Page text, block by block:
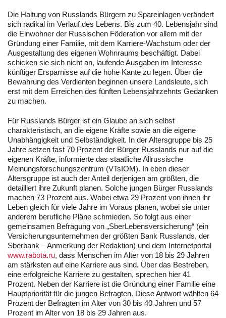
Die Haltung von Russlands Bürgern zu Spareinlagen verändert
sich radikal im Verlauf des Lebens. Bis zum 40. Lebensjahr sind
die Einwohner der Russischen Föderation vor allem mit der
Gründung einer Familie, mit dem Karriere-Wachstum oder der
Ausgestaltung des eigenen Wohnraums beschäftigt. Dabei
schicken sie sich nicht an, laufende Ausgaben im Interesse
künftiger Ersparnisse auf die hohe Kante zu legen. Über die
Bewahrung des Verdienten beginnen unsere Landsleute, sich
erst mit dem Erreichen des fünften Lebensjahrzehnts Gedanken
zu machen.
Für Russlands Bürger ist ein Glaube an sich selbst
charakteristisch, an die eigene Kräfte sowie an die eigene
Unabhängigkeit und Selbständigkeit. In der Altersgruppe bis 25
Jahre setzen fast 70 Prozent der Bürger Russlands nur auf die
eigenen Kräfte, informierte das staatliche Allrussische
Meinungsforschungszentrum (VTsIOM). In eben dieser
Altersgruppe ist auch der Anteil derjenigen am größten, die
detailliert ihre Zukunft planen. Solche jungen Bürger Russlands
machen 73 Prozent aus. Wobei etwa 29 Prozent von ihnen ihr
Leben gleich für viele Jahre im Voraus planen, wobei sie unter
anderem berufliche Pläne schmieden. So folgt aus einer
gemeinsamen Befragung von „SberLebensversicherung“ (ein
Versicherungsunternehmen der größten Bank Russlands, der
Sberbank – Anmerkung der Redaktion) und dem Internetportal
www.rabota.ru, dass Menschen im Alter von 18 bis 29 Jahren
am stärksten auf eine Karriere aus sind. Über das Bestreben,
eine erfolgreiche Karriere zu gestalten, sprechen hier 41
Prozent. Neben der Karriere ist die Gründung einer Familie eine
Hauptpriorität für die jungen Befragten. Diese Antwort wählten 64
Prozent der Befragten im Alter von 30 bis 40 Jahren und 57
Prozent im Alter von 18 bis 29 Jahren aus.